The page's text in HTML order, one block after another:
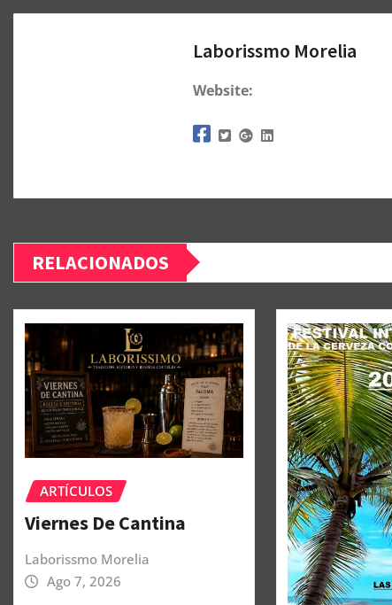
Laborissmo Morelia
Website:
RELACIONADOS
ARTÍCULOS
Viernes De Cantina
Laborissmo Morelia
Ago 7, 2026